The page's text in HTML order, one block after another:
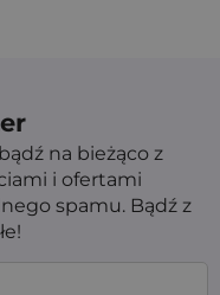
na bieżąco z
i ofertami
spamu. Bądź z